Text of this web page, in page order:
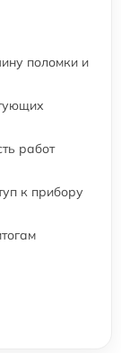
поломки и
работ
к прибору